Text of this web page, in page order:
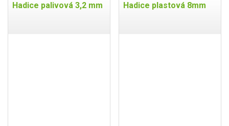
Hadice palivová 3,2 mm Hadice plastová 8mm